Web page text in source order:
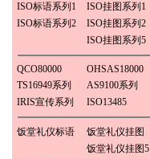
ISO标语系列1
ISO挂图系列1
ISO标语系列2
ISO挂图系列2
ISO挂图系列5
QCO80000
OHSAS18000
TS16949系列
AS9100系列
IRIS宣传系列
ISO13485
饭堂礼仪标语
饭堂礼仪挂图
饭堂礼仪挂图5